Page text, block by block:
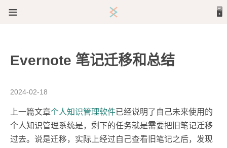
≡
关于
🖥️
Evernote 笔记迁移和总结
2024-02-18
上一篇文章个人知识管理软件已经说明了自己未来使用的
个人知识管理系统是，剩下的任务就是需要把旧笔记迁移
过去。说是迁移，实际上经过自己查看旧笔记之后，发现